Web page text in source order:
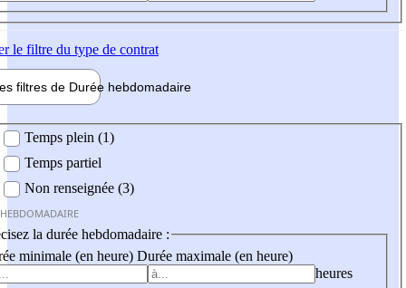
le filtre du type de contrat
filtres de Durée hebdomadaire
Temps plein (1)
Temps partiel
Non renseignée (3)
la durée hebdomadaire :
minimale (en heure) Durée maximale (en heure)
heures